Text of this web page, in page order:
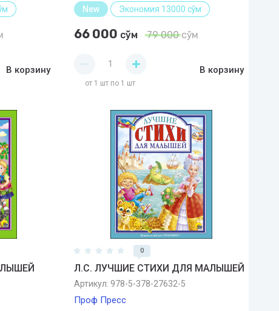
В корзину
New Экономия 13000 сўм
66 000 сўм 79 000сўм
от 1 шт по 1 шт
В корзину
0
Л.С. ЛУЧШИЕ СТИХИ ДЛЯ МАЛЫШЕЙ
Артикул: 978-5-378-27632-5
Проф Пресс